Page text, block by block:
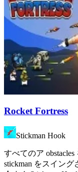
Rocket Fortress
Stickman Hook
すべてのア
stickman をスイン